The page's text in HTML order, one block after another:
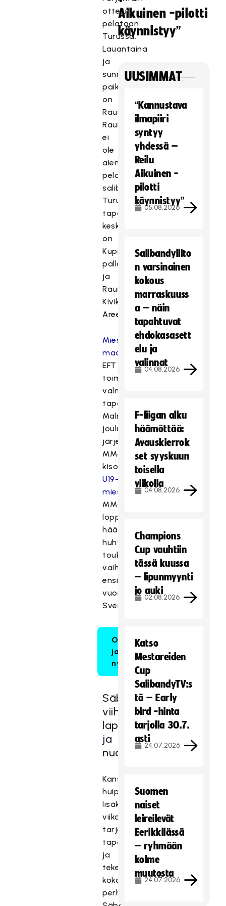
ottelut
pelataan
Turussa.
Lauantaina
ja
sunnuntaina
paikkakuntana
on
Rauma.
Raumalla
ei
ole
aiemmin
pelattu
salibandymaaotteluita.
Turussa
tapahtumien
keskipisteenä
on
Kupittaan
palloiluhalli
ja
Raumalla
Kivikylän
Areena.
Miesten
maajoukkueelle
EFT
toimii
valmistavana
tapahtumana
Malmössä
joulukuussa
järjestettäviin
MM-
kisoihin.
U19-
miesten
MM-
lopputurnaus
häämöttää
huhti-
toukokuun
vaihteessa
ensi
vuonna
Sveitsissä.
Otteluohjelma
ja osta liput
nyt!
SäbäkipinäSirkus
viihdyttää
lapsia
ja
nuoria
Kansainvälisten
huippupelien
lisäksi
viikonloppu
tarjoaa
tapahtumatunnelmaa
ja
tekemistä
koko
perheelle.
Aikuinen -pilotti
käynnistyy”
UUSIMMAT
“Kannustava
ilmapiiri
syntyy
yhdessä –
Reilu
Aikuinen -
pilotti
käynnistyy”
05.08.2026
Salibandyliito
n varsinainen
kokous
marraskuuss
a – näin
tapahtuvat
ehdokasasett
elu ja
valinnat
04.08.2026
F-liigan alku
häämöttää:
Avauskierrok
set syyskuun
toisella
viikolla
04.08.2026
Champions
Cup vauhtiin
tässä kuussa
– lipunmyynti
jo auki
02.08.2026
Katso
Mestareiden
Cup
SalibandyTV:s
tä – Early
bird -hinta
tarjolla 30.7.
asti
24.07.2026
Suomen
naiset
leireilevät
Eerikkilässä
– ryhmään
kolme
muutosta
24.07.2026